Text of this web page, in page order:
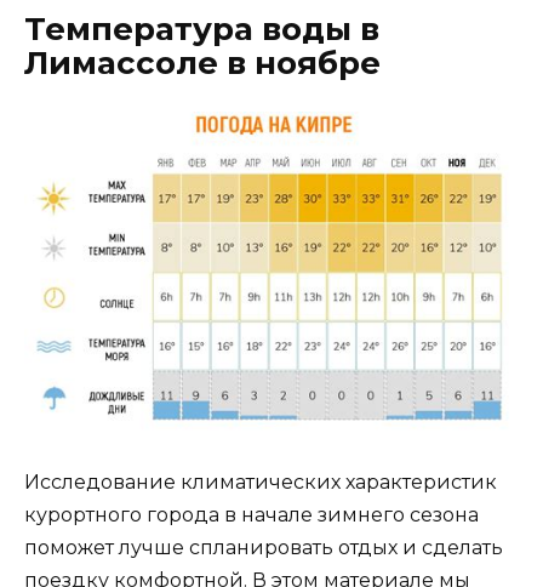
Температура воды в
Лимассоле в ноябре
Исследование климатических характеристик
курортного города в начале зимнего сезона
поможет лучше спланировать отдых и сделать
поездку комфортной. В этом материале мы